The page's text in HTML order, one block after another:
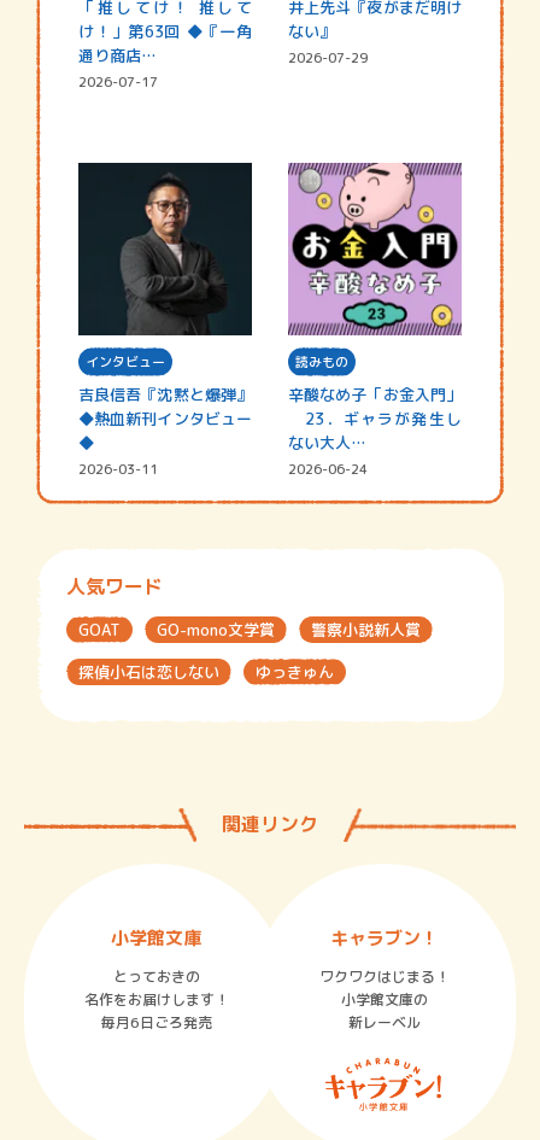
「推してけ！ 推して
け！」第63回 ◆『一角
通り商店…
2026-07-17
井上先斗『夜がまだ明け
ない』
2026-07-29
インタビュー
吉良信吾『沈黙と爆弾』
◆熱血新刊インタビュー
◆
2026-03-11
読みもの
辛酸なめ子「お金入門」
23．ギャラが発生し
ない大人…
2026-06-24
人気ワード
GOAT GO-mono文学賞
警察小説新人賞
探偵小石は恋しない
ゆっきゅん
関連リンク
小学館文庫
とっておきの
名作をお届けします！
毎月6日ごろ発売
キャラブン！
ワクワクはじまる！
小学館文庫の
新レーベル